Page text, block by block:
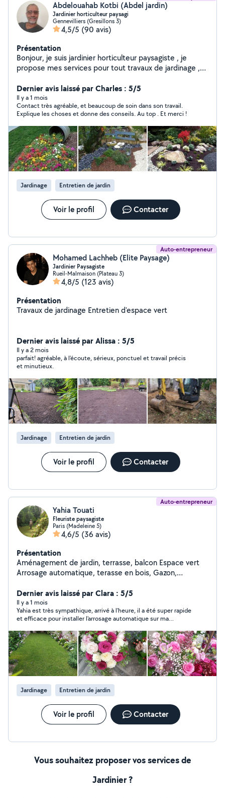
Abdelouahab Kotbi (Abdel jardin)
Jardinier horticulteur paysagi
Gennevilliers (Gresillons 3)
4,5/5 (90 avis)
Présentation
Bonjour, je suis jardinier horticulteur paysagiste , je
propose mes services pour tout travaux de jardinage ,
apporté au plantes , fertilisation des sols , possède tout
le matériel
Dernier avis laissé par Charles : 5/5
Il y a 1 mois
Contact très agréable, et beaucoup de soin dans son travail.
Explique les choses et donne des conseils. Au top . Et merci !
Jardinage Entretien de jardin
Voir le profil Contacter
Auto-entrepreneur
Mohamed Lachheb (Elite Paysage)
Jardinier Paysagiste
Rueil-Malmaison (Plateau 3)
4,8/5 (123 avis)
Présentation
Travaux de jardinage Entretien d'espace vert
Dernier avis laissé par Alissa : 5/5
Il y a 2 mois
parfait! agréable, à l'écoute, sérieux, ponctuel et travail précis
et minutieux.
Jardinage Entretien de jardin
Voir le profil Contacter
Auto-entrepreneur
Yahia Touati
Fleuriste paysagiste
Paris (Madeleine 5)
4,6/5 (36 avis)
Présentation
Aménagement de jardin, terrasse, balcon Espace vert
Arrosage automatique, terasse en bois, Gazon,
Dernier avis laissé par Clara : 5/5
Il y a 1 mois
Yahia est très sympathique, arrivé à l'heure, il a été super rapide
et efficace pour installer l'arrosage automatique sur ma
plantes ! Je recommande !
Jardinage Entretien de jardin
Voir le profil Contacter
Vous souhaitez proposer vos services de
Jardinier ?